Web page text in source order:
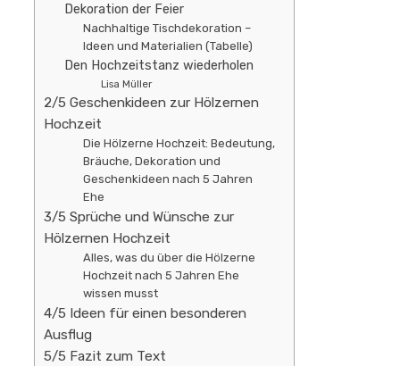
Dekoration der Feier
Nachhaltige Tischdekoration –
Ideen und Materialien (Tabelle)
Den Hochzeitstanz wiederholen
Lisa Müller
2/5 Geschenkideen zur Hölzernen
Hochzeit
Die Hölzerne Hochzeit: Bedeutung,
Bräuche, Dekoration und
Geschenkideen nach 5 Jahren
Ehe
3/5 Sprüche und Wünsche zur
Hölzernen Hochzeit
Alles, was du über die Hölzerne
Hochzeit nach 5 Jahren Ehe
wissen musst
4/5 Ideen für einen besonderen
Ausflug
5/5 Fazit zum Text